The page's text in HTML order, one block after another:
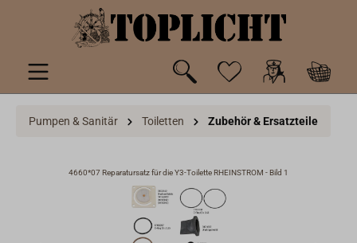
springen
Pumpen & Sanitär Toiletten Zubehör & Ersatzteile
4660*07 Reparatursatz für die Y3-Toilette RHEINSTROM - Bild 1